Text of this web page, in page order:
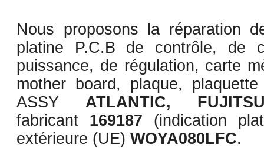
Nous proposons la réparation
platine P.C.B de contrôle, de
puissance, de régulation, carte
mother board, plaque,
ASSYATLANTIC,
fabricant 169187 (indication
extérieure (UE) WOYA080LFC.